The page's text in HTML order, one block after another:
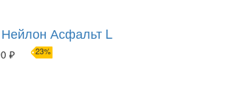
Асфальт L
₽ 23%